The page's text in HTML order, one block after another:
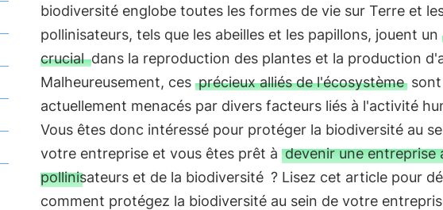
biodiversité englobe toutes les formes de vie sur Terre et
pollinisateurs, tels que les abeilles et les papillons, jouent un
crucialdans la reproduction des plantes et la production
Malheureusement, ces précieux alliés de l'écosystèmesont
actuellement menacés par divers facteurs liés à l'activité
Vous êtes donc intéressé pour protéger la biodiversité au
votre entreprise et vous êtes prêt à devenir une entreprise
pollinisateurs et de la biodiversité ? Lisez cet article pour
comment protégez la biodiversité au sein de votre